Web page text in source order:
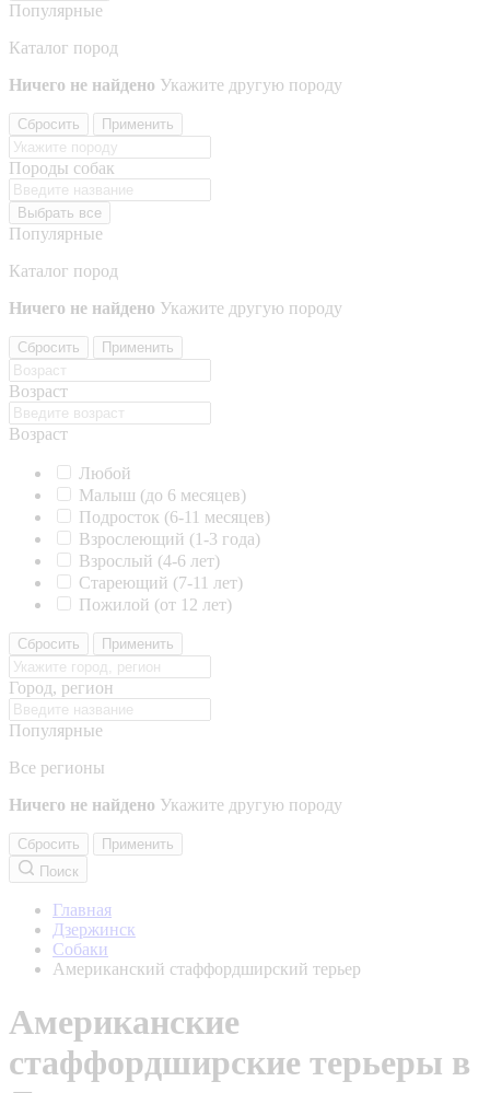
Популярные
Каталог пород
Ничего не найдено Укажите другую породу
Сбросить Применить
Породы собак
Выбрать все
Популярные
Каталог пород
Ничего не найдено Укажите другую породу
Сбросить Применить
Возраст
Возраст
Любой
Малыш (до 6 месяцев)
Подросток (6-11 месяцев)
Взрослеющий (1-3 года)
Взрослый (4-6 лет)
Стареющий (7-11 лет)
Пожилой (от 12 лет)
Сбросить Применить
Город, регион
Популярные
Все регионы
Ничего не найдено Укажите другую породу
Сбросить
Применить
Поиск
Главная
Дзержинск
Собаки
Американский стаффордширский терьер
Американские
стаффордширские терьеры в